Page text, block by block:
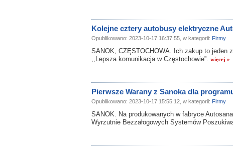
Kolejne cztery autobusy elektryczne
Opublikowano: 2023-10-17 16:37:55, w kategorii: Firmy
SANOK, CZĘSTOCHOWA. Ich zakup to jeden
,,Lepsza komunikacja w Częstochowie”. więcej »
Pierwsze Warany z Sanoka dla
Opublikowano: 2023-10-17 15:55:12, w kategorii: Firmy
SANOK. Na produkowanych w fabryce
Wyrzutnie Bezzałogowych Systemów